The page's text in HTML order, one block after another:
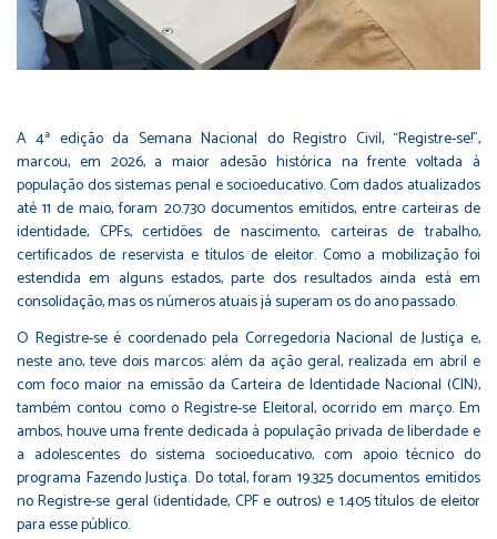
A 4ª edição da Semana Nacional do Registro Civil, “Registre-se!”,
marcou, em 2026, a maior adesão histórica na frente voltada à
população dos sistemas penal e socioeducativo. Com dados atualizados
até 11 de maio, foram 20.730 documentos emitidos, entre carteiras de
identidade, CPFs, certidões de nascimento, carteiras de trabalho,
certificados de reservista e títulos de eleitor. Como a mobilização foi
estendida em alguns estados, parte dos resultados ainda está em
consolidação, mas os números atuais já superam os do ano passado.
O Registre-se é coordenado pela Corregedoria Nacional de Justiça e,
neste ano, teve dois marcos: além da ação geral, realizada em abril e
com foco maior na emissão da Carteira de Identidade Nacional (CIN),
também contou como o Registre-se Eleitoral, ocorrido em março. Em
ambos, houve uma frente dedicada à população privada de liberdade e
a adolescentes do sistema socioeducativo, com apoio técnico do
programa Fazendo Justiça. Do total, foram 19.325 documentos emitidos
no Registre-se geral (identidade, CPF e outros) e 1.405 títulos de eleitor
para esse público.